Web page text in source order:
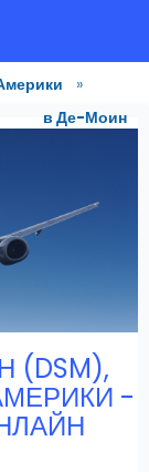
»
в Де-Моин
-